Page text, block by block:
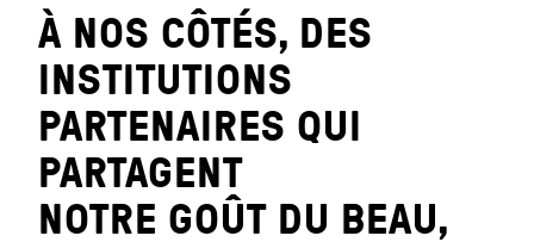
À NOS CÔTÉS, DES
INSTITUTIONS
PARTENAIRES QUI
PARTAGENT
NOTRE GOÛT DU BEAU,